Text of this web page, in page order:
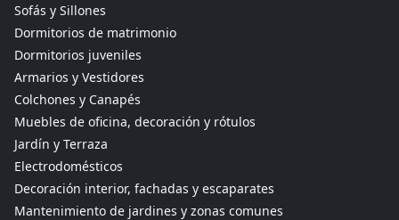
Sofás y Sillones
Dormitorios de matrimonio
Dormitorios juveniles
Armarios y Vestidores
Colchones y Canapés
Muebles de oficina, decoración y rótulos
Jardín y Terraza
Electrodomésticos
Decoración interior, fachadas y escaparates
Mantenimiento de jardines y zonas comunes